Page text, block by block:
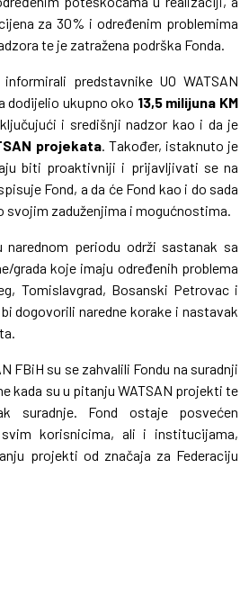
za 30% i određenim problemima
te je zatražena podrška Fonda.
predstavnike UO WATSAN
dodijelio ukupno oko 13,5 milijuna KM
i središnji nadzor kao i da je
projekata. Također, istaknuto je
biti proaktivniji i prijavljivati se na
Fond, a da će Fond kao i do sada
svojim zaduženjima i mogućnostima.
periodu održi sastanak sa
grada koje imaju određenih problema
Tomislavgrad, Bosanski Petrovac i
dogovorili naredne korake i nastavak
FBiH su se zahvalili Fondu na suradnji
kada su u pitanju WATSAN projekti te
suradnje. Fond ostaje posvećen
korisnicima, ali i institucijama,
projekti od značaja za Federaciju